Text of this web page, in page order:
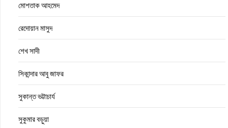
মোশতাক আহমেদ
রেদোয়ান মাসুদ
শেখ সাদী
সিকান্দার আবু জাফর
সুকান্ত ভট্টাচার্য
সুকুমার বড়ুয়া